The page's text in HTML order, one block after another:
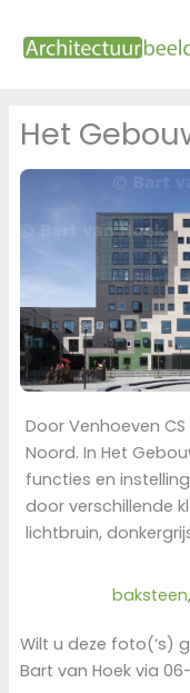
naar
Het
Door Venhoeven
Noord. In Het
functies en
door verschillende
lichtbruin,
baksteen
Wilt u deze foto(‘s)
Bart van Hoek via